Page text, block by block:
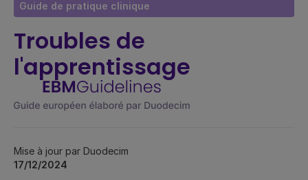
Guide de pratique clinique
Troubles de
l'apprentissage
Mise à jour par Duodecim
17/12/2024